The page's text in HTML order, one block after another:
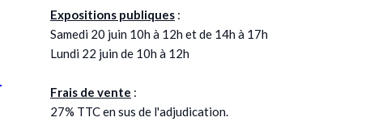
Expositions publiques:
Samedi 20 juin 10h à 12h et de 14h à 17h
Lundi 22 juin de 10h à 12h
Frais de vente :
27% TTC en sus de l'adjudication.